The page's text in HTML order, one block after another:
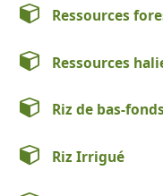
Ressources
Ressources
Riz de bas-fonds
Riz Irrigué